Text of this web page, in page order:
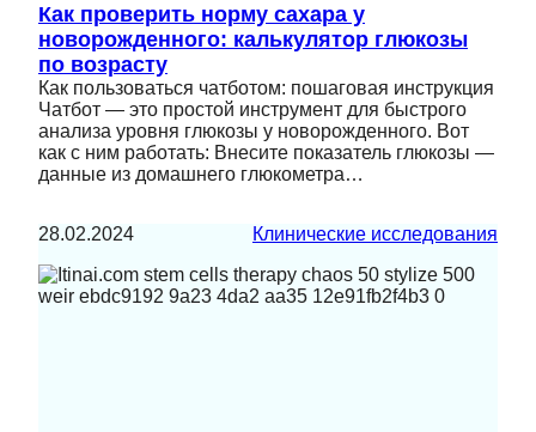
Как проверить норму сахара у
новорожденного: калькулятор глюкозы
по возрасту
Как пользоваться чатботом: пошаговая инструкция
Чатбот — это простой инструмент для быстрого
анализа уровня глюкозы у новорожденного. Вот
как с ним работать: Внесите показатель глюкозы —
данные из домашнего глюкометра…
28.02.2024 Клинические исследования